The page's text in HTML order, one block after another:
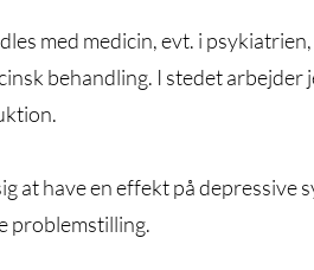
med medicin, evt. i
behandling. I stedet
have en effekt på depressive
problemstilling.